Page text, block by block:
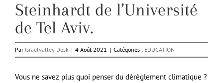
Steinhardt de l’Université
de Tel Aviv.
Par Israelvalley Desk | 4 Août 2021 | Catégories : EDUCATION
Vous ne savez plus quoi penser du dérèglement climatique ?